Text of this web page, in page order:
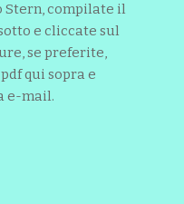
Stern, compilate il
e cliccate sul
se preferite,
qui sopra e
e-mail.